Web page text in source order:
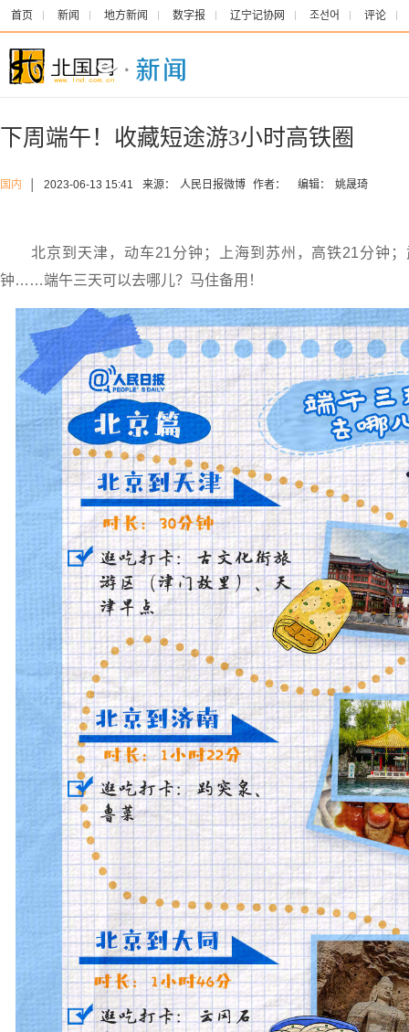
首页 新闻 地方新闻 数字报 辽宁记协网 조선어 评论
下周端午！收藏短途游3小时高铁圈
国内 2023-06-13 15:41 来源： 人民日报微博 作者： 编辑： 姚晟琦
北京到天津，动车21分钟；上海到苏州，高铁21分钟
钟……端午三天可以去哪儿？马住备用！